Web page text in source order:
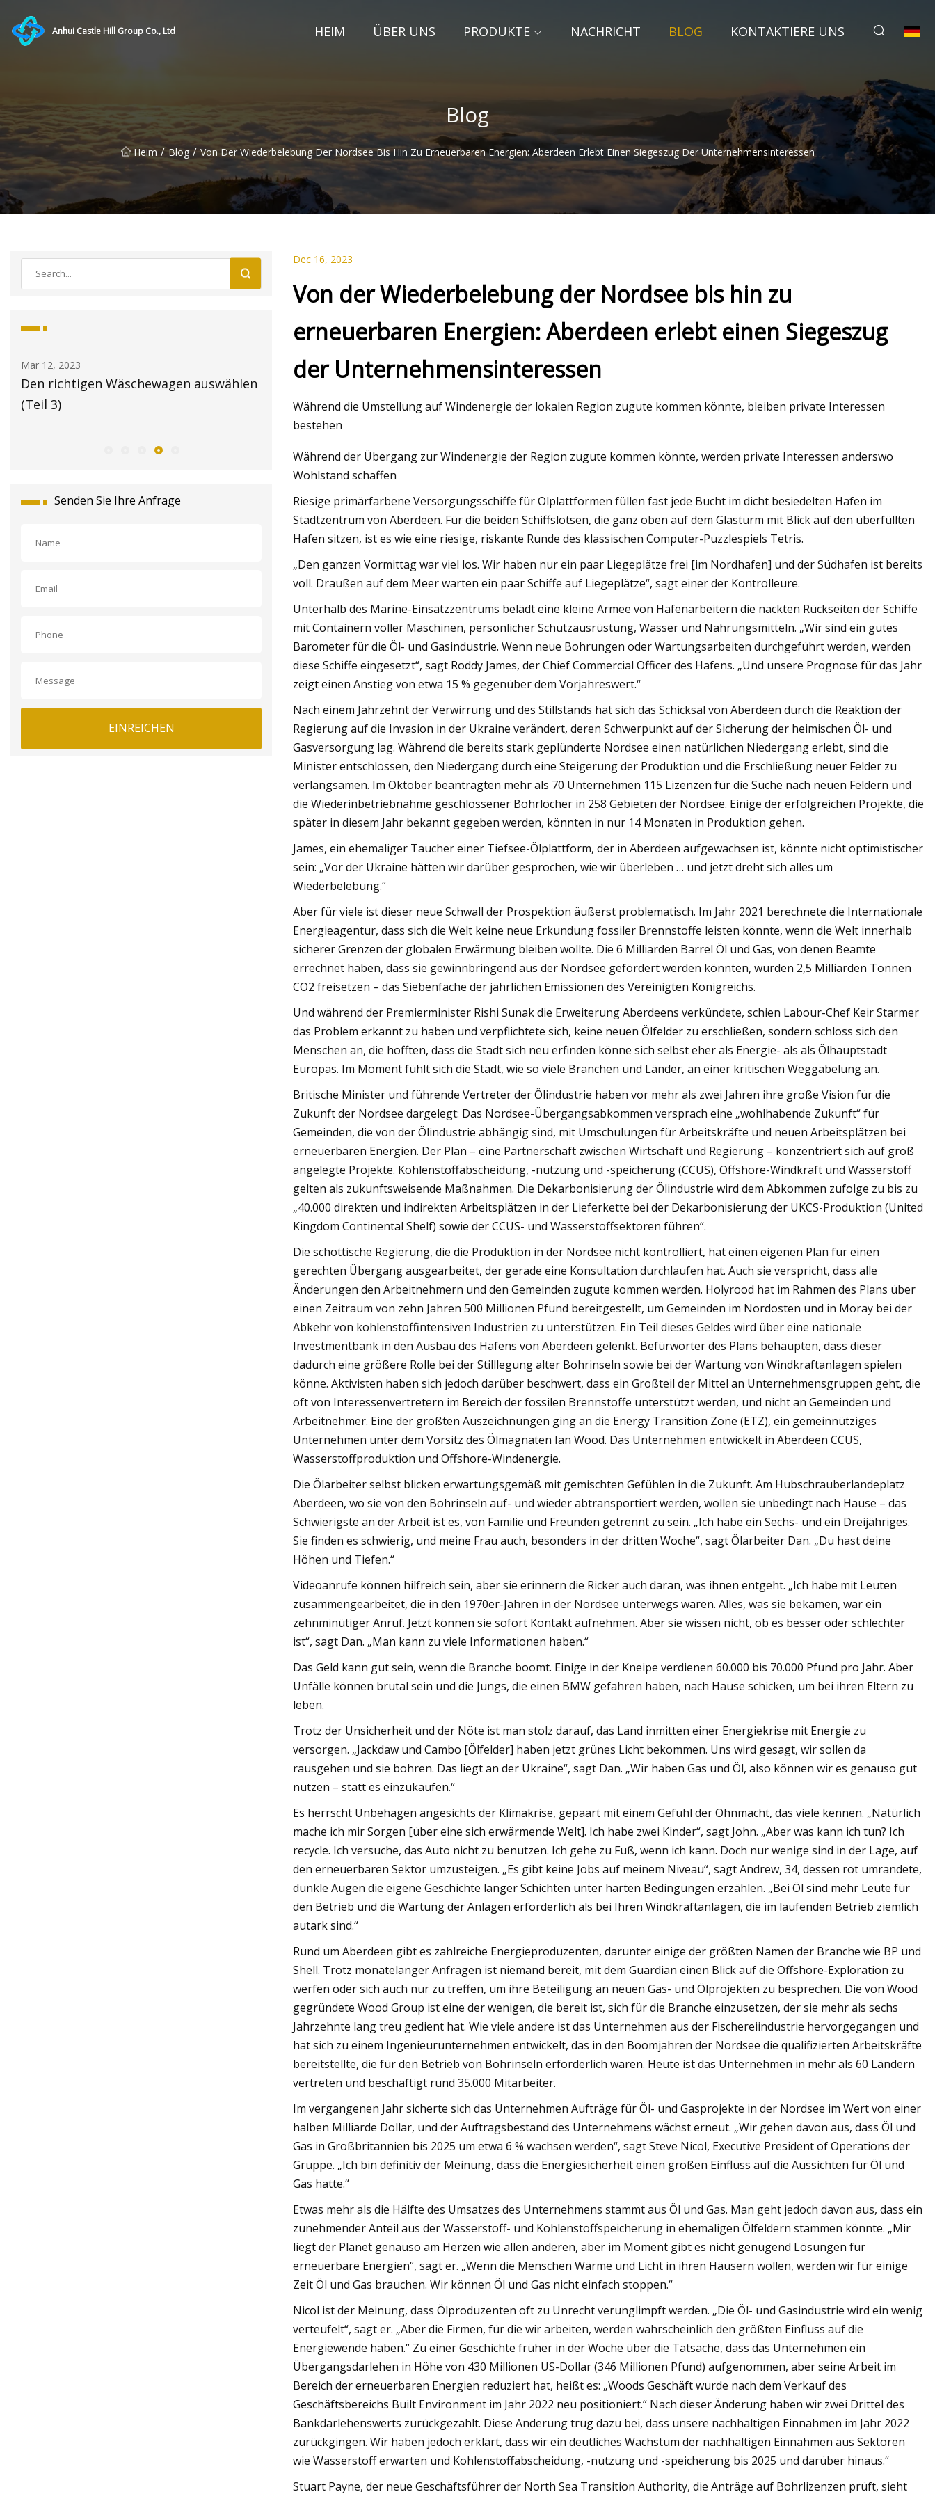
Anhui Castle Hill Group Co., Ltd HEIM ÜBER UNS PRODUKTE NACHRICHT BLOG KONTAKTIERE UNS
Blog
Heim / Blog / Von Der Wiederbelebung Der Nordsee Bis Hin Zu Erneuerbaren Energien: Aberdeen Erlebt Einen Siegeszug Der Unternehmensinteressen
Mar 14, 2023
Tech Review
Mar 06, 2023
Die 12 besten Sideboards des Jahres
Senden Sie Ihre Anfrage
EINREICHEN
Dec 16, 2023
Von der Wiederbelebung der Nordsee bis hin zu
erneuerbaren Energien: Aberdeen erlebt einen Siegeszug
der Unternehmensinteressen
Während die Umstellung auf Windenergie der lokalen Region zugute kommen könnte, bleiben private Interessen
bestehen
Während der Übergang zur Windenergie der Region zugute kommen könnte, werden private Interessen anderswo
Wohlstand schaffen
Riesige primärfarbene Versorgungsschiffe für Ölplattformen füllen fast jede Bucht im dicht besiedelten Hafen im
Stadtzentrum von Aberdeen. Für die beiden Schiffslotsen, die ganz oben auf dem Glasturm mit Blick auf den überfüllten
Hafen sitzen, ist es wie eine riesige, riskante Runde des klassischen Computer-Puzzlespiels Tetris.
„Den ganzen Vormittag war viel los. Wir haben nur ein paar Liegeplätze frei [im Nordhafen] und der Südhafen ist bereits
voll. Draußen auf dem Meer warten ein paar Schiffe auf Liegeplätze“, sagt einer der Kontrolleure.
Unterhalb des Marine-Einsatzzentrums belädt eine kleine Armee von Hafenarbeitern die nackten Rückseiten der Schiffe
mit Containern voller Maschinen, persönlicher Schutzausrüstung, Wasser und Nahrungsmitteln. „Wir sind ein gutes
Barometer für die Öl- und Gasindustrie. Wenn neue Bohrungen oder Wartungsarbeiten durchgeführt werden, werden
diese Schiffe eingesetzt“, sagt Roddy James, der Chief Commercial Officer des Hafens. „Und unsere Prognose für das Jahr
zeigt einen Anstieg von etwa 15 % gegenüber dem Vorjahreswert.“
Nach einem Jahrzehnt der Verwirrung und des Stillstands hat sich das Schicksal von Aberdeen durch die Reaktion der
Regierung auf die Invasion in der Ukraine verändert, deren Schwerpunkt auf der Sicherung der heimischen Öl- und
Gasversorgung lag. Während die bereits stark geplünderte Nordsee einen natürlichen Niedergang erlebt, sind die
Minister entschlossen, den Niedergang durch eine Steigerung der Produktion und die Erschließung neuer Felder zu
verlangsamen. Im Oktober beantragten mehr als 70 Unternehmen 115 Lizenzen für die Suche nach neuen Feldern und
die Wiederinbetriebnahme geschlossener Bohrlöcher in 258 Gebieten der Nordsee. Einige der erfolgreichen Projekte, die
später in diesem Jahr bekannt gegeben werden, könnten in nur 14 Monaten in Produktion gehen.
James, ein ehemaliger Taucher einer Tiefsee-Ölplattform, der in Aberdeen aufgewachsen ist, könnte nicht optimistischer
sein: „Vor der Ukraine hätten wir darüber gesprochen, wie wir überleben … und jetzt dreht sich alles um
Wiederbelebung.“
Aber für viele ist dieser neue Schwall der Prospektion äußerst problematisch. Im Jahr 2021 berechnete die Internationale
Energieagentur, dass sich die Welt keine neue Erkundung fossiler Brennstoffe leisten könnte, wenn die Welt innerhalb
sicherer Grenzen der globalen Erwärmung bleiben wollte. Die 6 Milliarden Barrel Öl und Gas, von denen Beamte
errechnet haben, dass sie gewinnbringend aus der Nordsee gefördert werden könnten, würden 2,5 Milliarden Tonnen
CO2 freisetzen – das Siebenfache der jährlichen Emissionen des Vereinigten Königreichs.
Und während der Premierminister Rishi Sunak die Erweiterung Aberdeens verkündete, schien Labour-Chef Keir Starmer
das Problem erkannt zu haben und verpflichtete sich, keine neuen Ölfelder zu erschließen, sondern schloss sich den
Menschen an, die hofften, dass die Stadt sich neu erfinden könne sich selbst eher als Energie- als als Ölhauptstadt
Europas. Im Moment fühlt sich die Stadt, wie so viele Branchen und Länder, an einer kritischen Weggabelung an.
Britische Minister und führende Vertreter der Ölindustrie haben vor mehr als zwei Jahren ihre große Vision für die
Zukunft der Nordsee dargelegt: Das Nordsee-Übergangsabkommen versprach eine „wohlhabende Zukunft“ für
Gemeinden, die von der Ölindustrie abhängig sind, mit Umschulungen für Arbeitskräfte und neuen Arbeitsplätzen bei
erneuerbaren Energien. Der Plan – eine Partnerschaft zwischen Wirtschaft und Regierung – konzentriert sich auf groß
angelegte Projekte. Kohlenstoffabscheidung, -nutzung und -speicherung (CCUS), Offshore-Windkraft und Wasserstoff
gelten als zukunftsweisende Maßnahmen. Die Dekarbonisierung der Ölindustrie wird dem Abkommen zufolge zu bis zu
„40.000 direkten und indirekten Arbeitsplätzen in der Lieferkette bei der Dekarbonisierung der UKCS-Produktion (United
Kingdom Continental Shelf) sowie der CCUS- und Wasserstoffsektoren führen“.
Die schottische Regierung, die die Produktion in der Nordsee nicht kontrolliert, hat einen eigenen Plan für einen
gerechten Übergang ausgearbeitet, der gerade eine Konsultation durchlaufen hat. Auch sie verspricht, dass alle
Änderungen den Arbeitnehmern und den Gemeinden zugute kommen werden. Holyrood hat im Rahmen des Plans über
einen Zeitraum von zehn Jahren 500 Millionen Pfund bereitgestellt, um Gemeinden im Nordosten und in Moray bei der
Abkehr von kohlenstoffintensiven Industrien zu unterstützen. Ein Teil dieses Geldes wird über eine nationale
Investmentbank in den Ausbau des Hafens von Aberdeen gelenkt. Befürworter des Plans behaupten, dass dieser
dadurch eine größere Rolle bei der Stilllegung alter Bohrinseln sowie bei der Wartung von Windkraftanlagen spielen
könne. Aktivisten haben sich jedoch darüber beschwert, dass ein Großteil der Mittel an Unternehmensgruppen geht, die
oft von Interessenvertretern im Bereich der fossilen Brennstoffe unterstützt werden, und nicht an Gemeinden und
Arbeitnehmer. Eine der größten Auszeichnungen ging an die Energy Transition Zone (ETZ), ein gemeinnütziges
Unternehmen unter dem Vorsitz des Ölmagnaten Ian Wood. Das Unternehmen entwickelt in Aberdeen CCUS,
Wasserstoffproduktion und Offshore-Windenergie.
Die Ölarbeiter selbst blicken erwartungsgemäß mit gemischten Gefühlen in die Zukunft. Am Hubschrauberlandeplatz
Aberdeen, wo sie von den Bohrinseln auf- und wieder abtransportiert werden, wollen sie unbedingt nach Hause – das
Schwierigste an der Arbeit ist es, von Familie und Freunden getrennt zu sein. „Ich habe ein Sechs- und ein Dreijähriges.
Sie finden es schwierig, und meine Frau auch, besonders in der dritten Woche“, sagt Ölarbeiter Dan. „Du hast deine
Höhen und Tiefen.“
Videoanrufe können hilfreich sein, aber sie erinnern die Ricker auch daran, was ihnen entgeht. „Ich habe mit Leuten
zusammengearbeitet, die in den 1970er-Jahren in der Nordsee unterwegs waren. Alles, was sie bekamen, war ein
zehnminütiger Anruf. Jetzt können sie sofort Kontakt aufnehmen. Aber sie wissen nicht, ob es besser oder schlechter
ist“, sagt Dan. „Man kann zu viele Informationen haben.“
Das Geld kann gut sein, wenn die Branche boomt. Einige in der Kneipe verdienen 60.000 bis 70.000 Pfund pro Jahr. Aber
Unfälle können brutal sein und die Jungs, die einen BMW gefahren haben, nach Hause schicken, um bei ihren Eltern zu
leben.
Trotz der Unsicherheit und der Nöte ist man stolz darauf, das Land inmitten einer Energiekrise mit Energie zu
versorgen. „Jackdaw und Cambo [Ölfelder] haben jetzt grünes Licht bekommen. Uns wird gesagt, wir sollen da
rausgehen und sie bohren. Das liegt an der Ukraine“, sagt Dan. „Wir haben Gas und Öl, also können wir es genauso gut
nutzen – statt es einzukaufen.“
Es herrscht Unbehagen angesichts der Klimakrise, gepaart mit einem Gefühl der Ohnmacht, das viele kennen. „Natürlich
mache ich mir Sorgen [über eine sich erwärmende Welt]. Ich habe zwei Kinder“, sagt John. „Aber was kann ich tun? Ich
recycle. Ich versuche, das Auto nicht zu benutzen. Ich gehe zu Fuß, wenn ich kann. Doch nur wenige sind in der Lage, auf
den erneuerbaren Sektor umzusteigen. „Es gibt keine Jobs auf meinem Niveau“, sagt Andrew, 34, dessen rot umrandete,
dunkle Augen die eigene Geschichte langer Schichten unter harten Bedingungen erzählen. „Bei Öl sind mehr Leute für
den Betrieb und die Wartung der Anlagen erforderlich als bei Ihren Windkraftanlagen, die im laufenden Betrieb ziemlich
autark sind.“
Rund um Aberdeen gibt es zahlreiche Energieproduzenten, darunter einige der größten Namen der Branche wie BP und
Shell. Trotz monatelanger Anfragen ist niemand bereit, mit dem Guardian einen Blick auf die Offshore-Exploration zu
werfen oder sich auch nur zu treffen, um ihre Beteiligung an neuen Gas- und Ölprojekten zu besprechen. Die von Wood
gegründete Wood Group ist eine der wenigen, die bereit ist, sich für die Branche einzusetzen, der sie mehr als sechs
Jahrzehnte lang treu gedient hat. Wie viele andere ist das Unternehmen aus der Fischereiindustrie hervorgegangen und
hat sich zu einem Ingenieurunternehmen entwickelt, das in den Boomjahren der Nordsee die qualifizierten Arbeitskräfte
bereitstellte, die für den Betrieb von Bohrinseln erforderlich waren. Heute ist das Unternehmen in mehr als 60 Ländern
vertreten und beschäftigt rund 35.000 Mitarbeiter.
Im vergangenen Jahr sicherte sich das Unternehmen Aufträge für Öl- und Gasprojekte in der Nordsee im Wert von einer
halben Milliarde Dollar, und der Auftragsbestand des Unternehmens wächst erneut. „Wir gehen davon aus, dass Öl und
Gas in Großbritannien bis 2025 um etwa 6 % wachsen werden“, sagt Steve Nicol, Executive President of Operations der
Gruppe. „Ich bin definitiv der Meinung, dass die Energiesicherheit einen großen Einfluss auf die Aussichten für Öl und
Gas hatte.“
Etwas mehr als die Hälfte des Umsatzes des Unternehmens stammt aus Öl und Gas. Man geht jedoch davon aus, dass ein
zunehmender Anteil aus der Wasserstoff- und Kohlenstoffspeicherung in ehemaligen Ölfeldern stammen könnte. „Mir
liegt der Planet genauso am Herzen wie allen anderen, aber im Moment gibt es nicht genügend Lösungen für
erneuerbare Energien“, sagt er. „Wenn die Menschen Wärme und Licht in ihren Häusern wollen, werden wir für einige
Zeit Öl und Gas brauchen. Wir können Öl und Gas nicht einfach stoppen.“
Nicol ist der Meinung, dass Ölproduzenten oft zu Unrecht verunglimpft werden. „Die Öl- und Gasindustrie wird ein wenig
verteufelt“, sagt er. „Aber die Firmen, für die wir arbeiten, werden wahrscheinlich den größten Einfluss auf die
Energiewende haben.“ Zu einer Geschichte früher in der Woche über die Tatsache, dass das Unternehmen ein
Übergangsdarlehen in Höhe von 430 Millionen US-Dollar (346 Millionen Pfund) aufgenommen, aber seine Arbeit im
Bereich der erneuerbaren Energien reduziert hat, heißt es: „Woods Geschäft wurde nach dem Verkauf des
Geschäftsbereichs Built Environment im Jahr 2022 neu positioniert.“ Nach dieser Änderung haben wir zwei Drittel des
Bankdarlehenswerts zurückgezahlt. Diese Änderung trug dazu bei, dass unsere nachhaltigen Einnahmen im Jahr 2022
zurückgingen. Wir haben jedoch erklärt, dass wir ein deutliches Wachstum der nachhaltigen Einnahmen aus Sektoren
wie Wasserstoff erwarten und Kohlenstoffabscheidung, -nutzung und -speicherung bis 2025 und darüber hinaus.“
Stuart Payne, der neue Geschäftsführer der North Sea Transition Authority, die Anträge auf Bohrlizenzen prüft, sieht